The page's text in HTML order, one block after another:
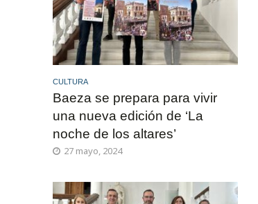
CULTURA
Baeza se prepara para vivir
una nueva edición de ‘La
noche de los altares’
27 mayo, 2024